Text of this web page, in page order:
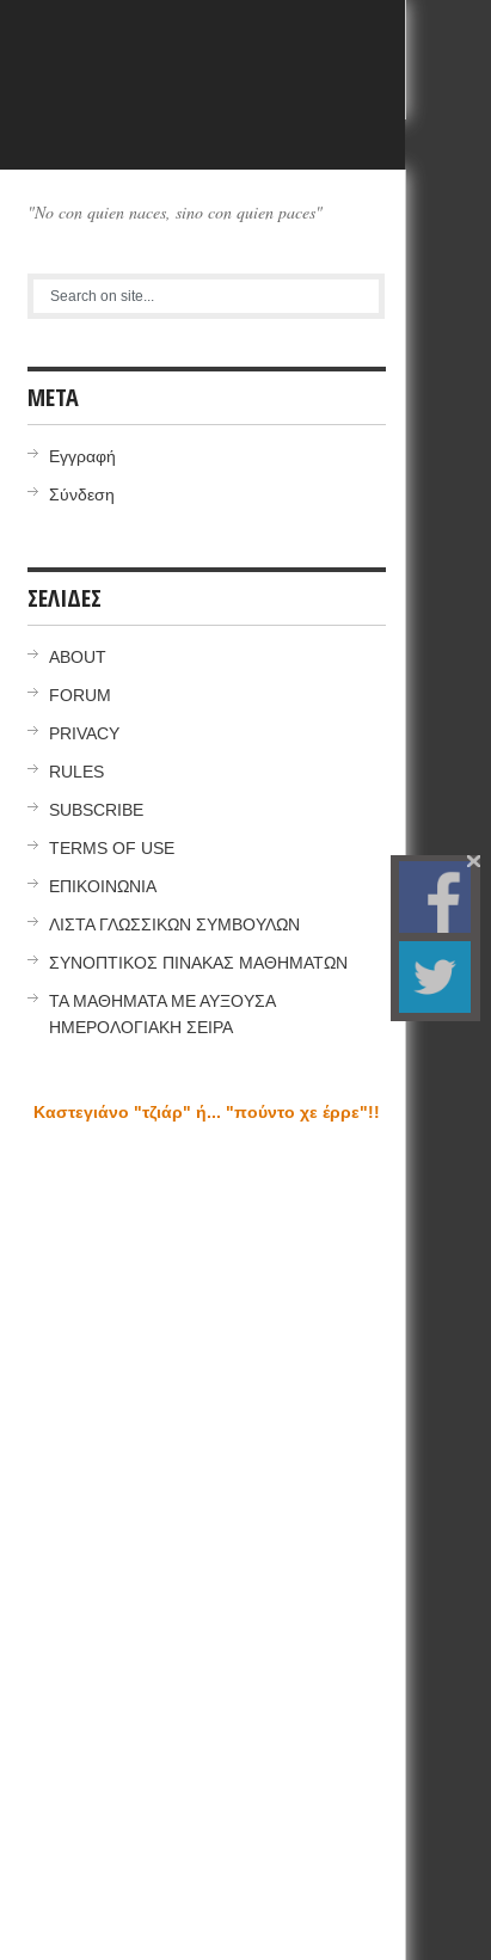
"No con quien naces, sino con quien paces"
META
Εγγραφή
Σύνδεση
ΣΕΛΙΔΕΣ
ABOUT
FORUM
PRIVACY
RULES
SUBSCRIBE
TERMS OF USE
ΕΠΙΚΟΙΝΩΝΙΑ
ΛΙΣΤΑ ΓΛΩΣΣΙΚΩΝ ΣΥΜΒΟΥΛΩΝ
ΣΥΝΟΠΤΙΚΟΣ ΠΙΝΑΚΑΣ ΜΑΘΗΜΑΤΩΝ
ΤΑ ΜΑΘΗΜΑΤΑ ΜΕ ΑΥΞΟΥΣΑ
ΗΜΕΡΟΛΟΓΙΑΚΗ ΣΕΙΡΑ
Καστεγιάνο "τζιάρ" ή... "πούντο χε έρρε"!!